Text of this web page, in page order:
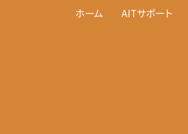
ホーム AITサポート